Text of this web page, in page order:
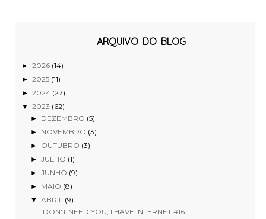
ARQUIVO DO BLOG
►2026 (14)
►2025 (11)
►2024 (27)
▼2023 (62)
► DEZEMBRO (5)
► NOVEMBRO (3)
► OUTUBRO (3)
► JULHO (1)
► JUNHO (9)
► MAIO (8)
▼ ABRIL (9)
I DON'T NEED YOU, I HAVE INTERNET #16